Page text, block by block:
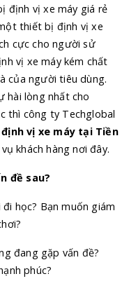
định vị xe máy giá rẻ
thiết bị định vị xe
cực cho người sử
vị xe máy kém chất
của người tiêu dùng.
hài lòng nhất cho
thì công ty Techglobal
vị xe máy tại Tiền
khách hàng nơi đây.
đề sau?
học? Bạn muốn giám
đang gặp vấn đề?
phúc?